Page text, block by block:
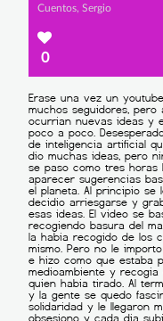
Cuentos, Sergio
0